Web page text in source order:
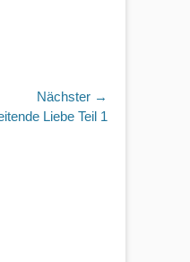
Nächster →
Liebe Teil 1